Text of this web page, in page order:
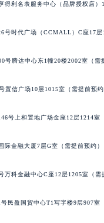
得利名表服务中心（品牌授权店）
号时代广场（CCMALL）C座17层
号腾达中心东1幢20楼2002室（需
置信广场10层1015室（需提前预约
号上和置地广场金座12层1214室
际金融大厦7层G室（需提前预约）
万科金融中心C座12层1205室（需
民盈国贸中心T1写字楼9层907室